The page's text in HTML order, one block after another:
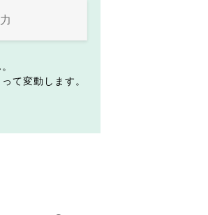
て変動します。